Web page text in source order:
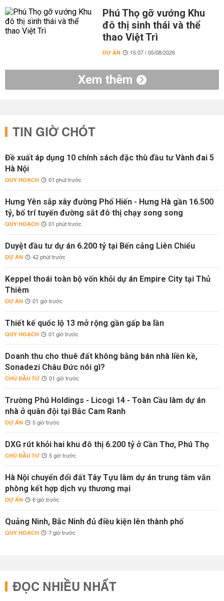
Phú Thọ gỡ vướng Khu
đô thị sinh thái và thể
thao Việt Trì
DỰ ÁN 15:07 | 05/08/2026
Xem thêm
TIN GIỜ CHÓT
Đề xuất áp dụng 10 chính sách đặc thù đầu tư Vành đai 5
Hà Nội
QUY HOẠCH 01 phút trước
Hưng Yên sắp xây đường Phố Hiến - Hưng Hà gần 16.500
tỷ, bố trí tuyến đường sắt đô thị chạy song song
QUY HOẠCH 01 phút trước
Duyệt đầu tư dự án 6.200 tỷ tại Bến cảng Liên Chiểu
DỰ ÁN 42 phút trước
Keppel thoái toàn bộ vốn khỏi dự án Empire City tại Thủ
Thiêm
DỰ ÁN 01 giờ trước
Thiết kế quốc lộ 13 mở rộng gần gấp ba lần
QUY HOẠCH 01 giờ trước
Doanh thu cho thuê đất không bằng bán nhà liền kề,
Sonadezi Châu Đức nói gì?
CHỦ ĐẦU TƯ 01 giờ trước
Trường Phú Holdings - Licogi 14 - Toàn Cầu làm dự án
nhà ở quân đội tại Bắc Cam Ranh
DỰ ÁN 5 giờ trước
DXG rút khỏi hai khu đô thị 6.200 tỷ ở Cần Thơ, Phú Thọ
CHỦ ĐẦU TƯ 5 giờ trước
Hà Nội chuyển đổi đất Tây Tựu làm dự án trung tâm văn
phòng kết hợp dịch vụ thương mại
DỰ ÁN 6 giờ trước
Quảng Ninh, Bắc Ninh đủ điều kiện lên thành phố
QUY HOẠCH 7 giờ trước
ĐỌC NHIỀU NHẤT